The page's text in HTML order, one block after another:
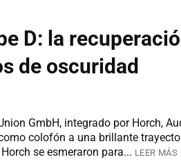
D: la
de oscuridad
GmbH, integrado por Horch,
colofón a una brillante
se esmeraron para... LEER MÁS